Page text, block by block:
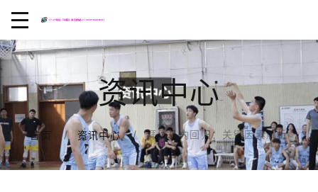
资讯中心
首页 资讯中心 拜仁马内回归：关键因素解析